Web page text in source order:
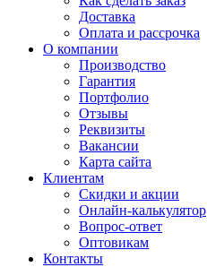
Доставка
Оплата и рассрочка
О компании
Производство
Гарантия
Портфолио
Отзывы
Реквизиты
Вакансии
Карта сайта
Клиентам
Скидки и акции
Онлайн-калькулятор
Вопрос-ответ
Оптовикам
Контакты